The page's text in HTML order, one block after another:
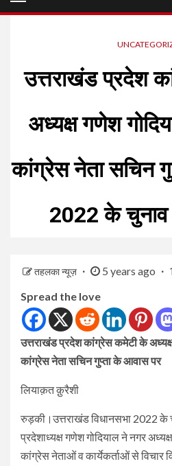
उत्तराखंड प्रदेश
अध्यक्ष गणेश
कांग्रेस नेता सचिन
2022 के चुनाव
तहलका न्यूज़ 5 years ago
Spread the love
उत्तराखंड प्रदेश कांग्रेस कमेटी के
कांग्रेस नेता सचिन गुप्ता के आवास पर
लियाक़त क़ुरैशी
रुड़की।उत्तराखंड विधानसभा 2022
प्रदेशाध्यक्ष गणेश गोदियाल ने नगर
कांग्रेस नेताओं व कार्येकर्ताओं से विचार